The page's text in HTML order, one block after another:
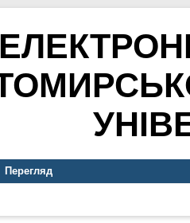
Перегляд